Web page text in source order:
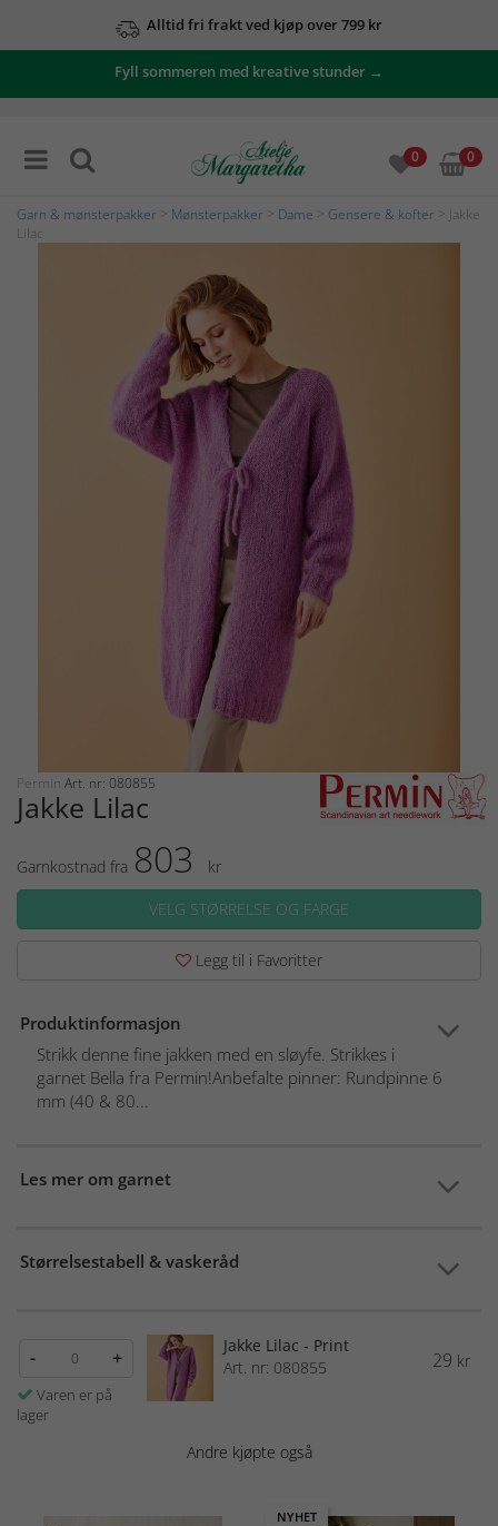
Alltid fri frakt ved kjøp over 799 kr
Fyll sommeren med kreative stunder →
0 0
Garn & mønsterpakker Mønsterpakker Dame Gensere & kofter > Jakke
Lilac
Permin Art. nr: 080855
Jakke Lilac
Garnkostnad fra 803
kr
VELG STØRRELSE OG FARGE
Legg til i Favoritter
Produktinformasjon
Strikk denne fine jakken med en sløyfe. Strikkes i
garnet Bella fra Permin!Anbefalte pinner: Rundpinne 6
mm (40 & 80...
Les mer om garnet
Størrelsestabell & vaskeråd
- +
Varen er på
lager
Jakke Lilac - Print
Art. nr: 080855
29 kr
Andre kjøpte også
NYHET